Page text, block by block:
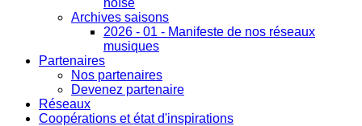
Archives saisons
2026 - 01 - Manifeste de nos réseaux
musiques
Partenaires
Nos partenaires
Devenez partenaire
Réseaux
Coopérations et état d'inspirations